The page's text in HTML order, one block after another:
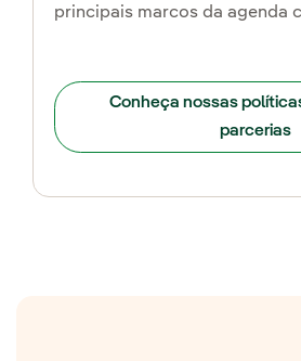
principais marcos da agenda
Conheça nossas
parcerias